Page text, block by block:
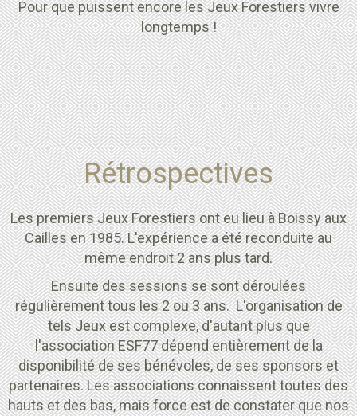
Pour que puissent encore les Jeux Forestiers vivre
longtemps !
Rétrospectives
Les premiers Jeux Forestiers ont eu lieu à Boissy aux
Cailles en 1985. L'expérience a été reconduite au
même endroit 2 ans plus tard.
Ensuite des sessions se sont déroulées
régulièrement tous les 2 ou 3 ans. L'organisation de
tels Jeux est complexe, d'autant plus que
l'association ESF77 dépend entièrement de la
disponibilité de ses bénévoles, de ses sponsors et
partenaires. Les associations connaissent toutes des
hauts et des bas, mais force est de constater que nos